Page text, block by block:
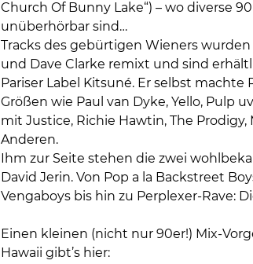
Church Of Bunny Lake“) – wo diverse
unüberhörbar sind…
Tracks des gebürtigen Wieners wurden
und Dave Clarke remixt und sind
Pariser Label Kitsuné. Er selbst
Größen wie Paul van Dyke, Yello, Pulp
mit Justice, Richie Hawtin, The
Anderen.
Ihm zur Seite stehen die zwei
David Jerin. Von Pop a la Backstreet
Vengaboys bis hin zu Perplexer-Rave:
Einen kleinen (nicht nur 90er!) Mix-
Hawaii gibt’s hier: